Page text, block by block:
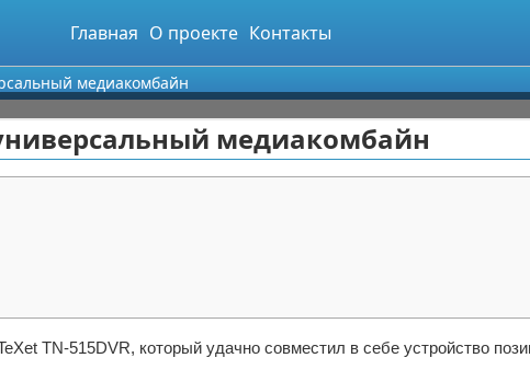
Главная О проекте Контакты
медиакомбайн
медиакомбайн
TN-515DVR, который удачно совместил в себе устройство